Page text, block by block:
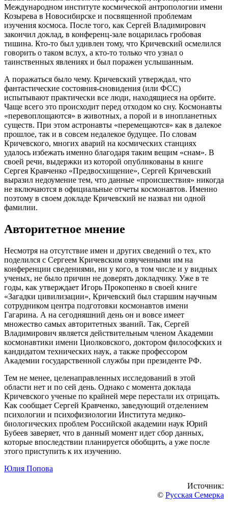
Международном институте космической антропологии имени
Козырева в Новосибирске и посвященной проблемам
изучения космоса. После того, как Сергей Владимирович
закончил доклад, в конференц-зале воцарилась гробовая
тишина. Кто-то был удивлен тому, что Кричевский осмелился
говорить о таком вслух, а кто-то только что узнал о
таинственных явлениях и был поражен услышанным.
А поражаться было чему. Кричевский утверждал, что
фантастические состояния-сновидения (или ФСС)
испытывают практически все люди, находящиеся на орбите.
Чаще всего это происходит перед отходом ко сну. Космонавты
«перевоплощаются» в животных, а порой и в инопланетных
существ. При этом астронавты «перемещаются» как в далекое
прошлое, так и в совсем недалекое будущее. По словам
Кричевского, многих аварий на космических станциях
удалось избежать именно благодаря таким вещим «снам». В
своей речи, выдержки из которой опубликованы в книге
Сергея Кравченко «Предвосхищение», Сергей Кричевский
выразил недоумение тем, что данные «происшествия» никогда
не включаются в официальные отчеты космонавтов. Именно
поэтому в своем докладе Кричевский не назвал ни одной
фамилии.
Авторитетное мнение
Несмотря на отсутствие имен и других сведений о тех, кто
поделился с Сергеем Кричевским озвученными им на
конференции сведениями, ни у кого, в том числе и у видных
ученых, не было причин не доверять докладчику. Уже в те
годы, как утверждает Игорь Прокопенко в своей книге
«Загадки цивилизации», Кричевский был старшим научным
сотрудником центра подготовки космонавтов имени
Гагарина. А на сегодняшний день он и вовсе имеет
множество самых авторитетных званий. Так, Сергей
Владимирович является действительным членом Академии
космонавтики имени Циолковского, доктором философских и
кандидатом технических наук, а также профессором
Академии государственной службы при президенте РФ.
Тем не менее, целенаправленных исследований в этой
области нет и по сей день. Однако с момента доклада
Кричевского ученые по крайней мере перестали их отрицать.
Как сообщает Сергей Кравченко, заведующий отделением
психологии и психофизиологии Института медико-
биологических проблем Российской академии наук Юрий
Бубеев заверяет, что в данный момент идет сбор данных,
которые впоследствии планируется обобщить, а уже после
этого приступить к их изучению.
Юлия Попова
Источник:
© Русская Семерка